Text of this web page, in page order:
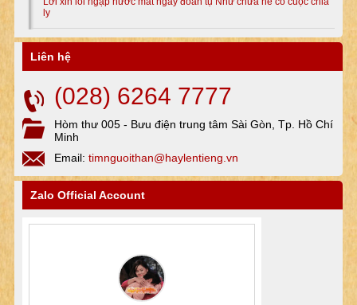
ly
Liên hệ
(028) 6264 7777
Hòm thư 005 - Bưu điện trung tâm Sài Gòn, Tp. Hồ Chí
Minh
Email: timnguoithan@haylentieng.vn
Zalo Official Account